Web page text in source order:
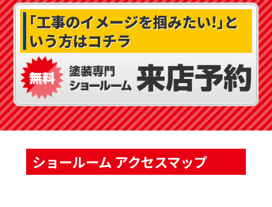
｢工事のイメージを掴みたい!｣と
いう方はコチラ
ショールーム アクセスマップ